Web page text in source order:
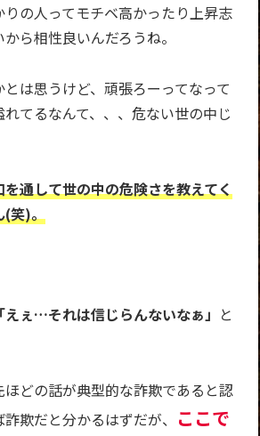
の人ってモチベ高かったり上昇志
ら相性良いんだろうね。
は思うけど、頑張ろーってなって
てるなんて、、、危ない世の中じ
通して世の中の危険さを教えてく
(笑)。
「えぇ…それは信じらんないなぁ」 と
どの話が典型的な詐欺であると認
欺だと分かるはずだが、 ここで